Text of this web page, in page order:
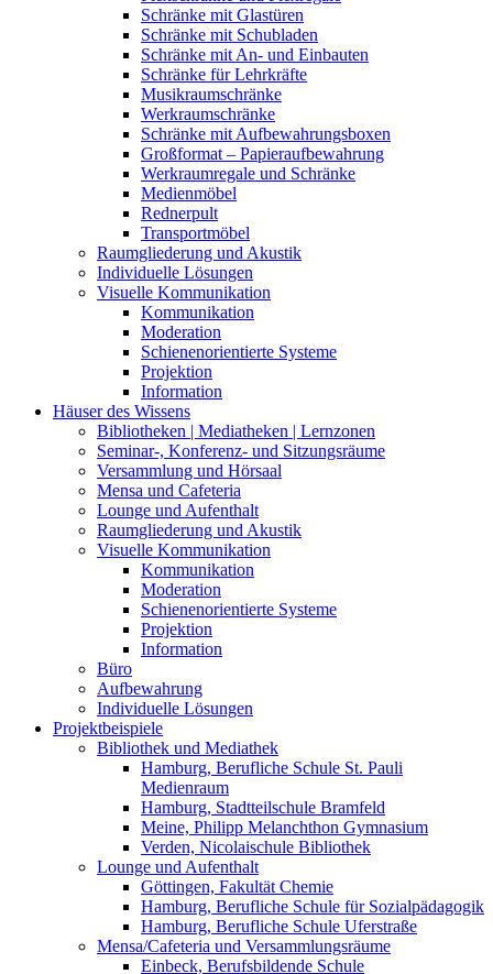
Schränke mit Glastüren
Schränke mit Schubladen
Schränke mit An- und Einbauten
Schränke für Lehrkräfte
Musikraumschränke
Werkraumschränke
Schränke mit Aufbewahrungsboxen
Großformat – Papieraufbewahrung
Werkraumregale und Schränke
Medienmöbel
Rednerpult
Transportmöbel
Raumgliederung und Akustik
Individuelle Lösungen
Visuelle Kommunikation
Kommunikation
Moderation
Schienenorientierte Systeme
Projektion
Information
Häuser des Wissens
Bibliotheken | Mediatheken | Lernzonen
Seminar-, Konferenz- und Sitzungsräume
Versammlung und Hörsaal
Mensa und Cafeteria
Lounge und Aufenthalt
Raumgliederung und Akustik
Visuelle Kommunikation
Kommunikation
Moderation
Schienenorientierte Systeme
Projektion
Information
Büro
Aufbewahrung
Individuelle Lösungen
Projektbeispiele
Bibliothek und Mediathek
Hamburg, Berufliche Schule St. Pauli
Medienraum
Hamburg, Stadtteilschule Bramfeld
Meine, Philipp Melanchthon Gymnasium
Verden, Nicolaischule Bibliothek
Lounge und Aufenthalt
Göttingen, Fakultät Chemie
Hamburg, Berufliche Schule für Sozialpädagogik
Hamburg, Berufliche Schule Uferstraße
Mensa/Cafeteria und Versammlungsräume
Einbeck, Berufsbildende Schule